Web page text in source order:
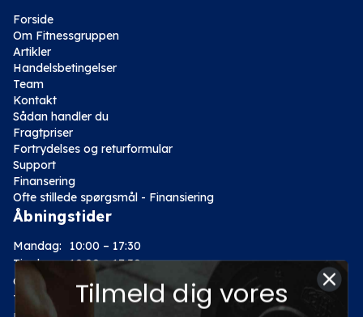
Forside
Om Fitnessgruppen
Artikler
Handelsbetingelser
Team
Kontakt
Sådan handler du
Fragtpriser
Fortrydelses og returformular
Support
Finansering
Ofte stillede spørgsmål - Finansiering
Åbningstider
Mandag:
10:00 – 17:30
Tirsdag: 10:00 – 17:30
Onsdag:
10:00 – 17:30
Torsdag:
10:00 – 17:30
Tilmeld dig vores